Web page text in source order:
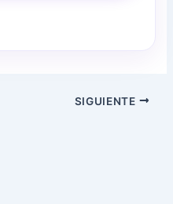
SIGUIENTE